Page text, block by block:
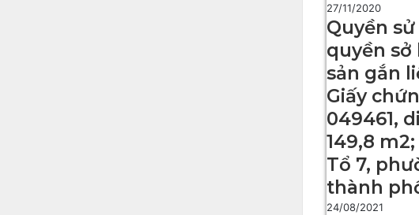
27/11/2020
Quyền
quyền sở
sản gắn
Giấy
049461,
149,8
Tổ 7,
thành
24/08/2021